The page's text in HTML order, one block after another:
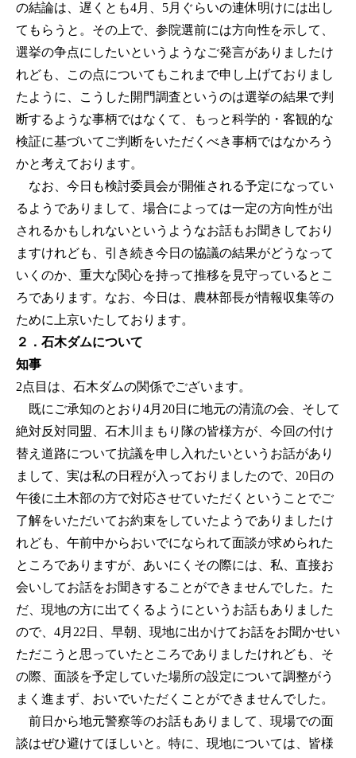
の結論は、遅くとも4月、5月ぐらいの連休明けには出し
てもらうと。その上で、参院選前には方向性を示して、
選挙の争点にしたいというようなご発言がありましたけ
れども、この点についてもこれまで申し上げておりまし
たように、こうした開門調査というのは選挙の結果で判
断するような事柄ではなくて、もっと科学的・客観的な
検証に基づいてご判断をいただくべき事柄ではなかろう
かと考えております。
なお、今日も検討委員会が開催される予定になってい
るようでありまして、場合によっては一定の方向性が出
されるかもしれないというようなお話もお聞きしており
ますけれども、引き続き今日の協議の結果がどうなって
いくのか、重大な関心を持って推移を見守っているとこ
ろであります。なお、今日は、農林部長が情報収集等の
ために上京いたしております。
２．石木ダムについて
知事
2点目は、石木ダムの関係でございます。
既にご承知のとおり4月20日に地元の清流の会、そして
絶対反対同盟、石木川まもり隊の皆様方が、今回の付け
替え道路について抗議を申し入れたいというお話があり
まして、実は私の日程が入っておりましたので、20日の
午後に土木部の方で対応させていただくということでご
了解をいただいてお約束をしていたようでありましたけ
れども、午前中からおいでになられて面談が求められた
ところでありますが、あいにくその際には、私、直接お
会いしてお話をお聞きすることができませんでした。た
だ、現地の方に出てくるようにというお話もありました
ので、4月22日、早朝、現地に出かけてお話をお聞かせい
ただこうと思っていたところでありましたけれども、そ
の際、面談を予定していた場所の設定について調整がう
まく進まず、おいでいただくことができませんでした。
前日から地元警察等のお話もありまして、現場での面
談はぜひ避けてほしいと。特に、現地については、皆様